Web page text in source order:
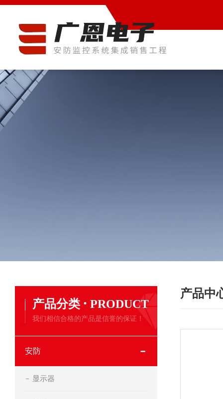
产品分类 · PRODUCT
我们相信合格的产品是信誉的保证！
安防
显示器
产品中